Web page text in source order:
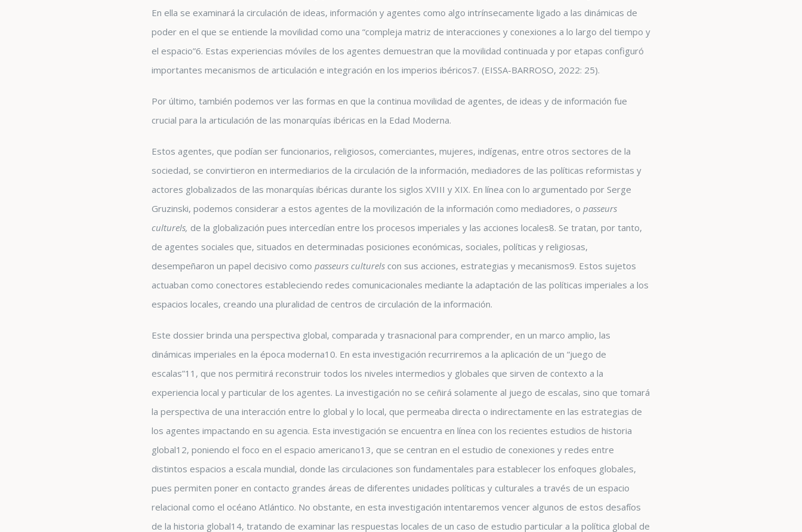
En ella se examinará la circulación de ideas, información y agentes como algo intrínsecamente ligado a las dinámicas de
poder en el que se entiende la movilidad como una “compleja matriz de interacciones y conexiones a lo largo del tiempo y
el espacio”6. Estas experiencias móviles de los agentes demuestran que la movilidad continuada y por etapas configuró
importantes mecanismos de articulación e integración en los imperios ibéricos7. (EISSA-BARROSO, 2022: 25).
Por último, también podemos ver las formas en que la continua movilidad de agentes, de ideas y de información fue
crucial para la articulación de las monarquías ibéricas en la Edad Moderna.
Estos agentes, que podían ser funcionarios, religiosos, comerciantes, mujeres, indígenas, entre otros sectores de la
sociedad, se convirtieron en intermediarios de la circulación de la información, mediadores de las políticas reformistas y
actores globalizados de las monarquías ibéricas durante los siglos XVIII y XIX. En línea con lo argumentado por Serge
Gruzinski, podemos considerar a estos agentes de la movilización de la información como mediadores, o passeurs
culturels, de la globalización pues intercedían entre los procesos imperiales y las acciones locales8. Se tratan, por tanto,
de agentes sociales que, situados en determinadas posiciones económicas, sociales, políticas y religiosas,
desempeñaron un papel decisivo como passeurs culturels con sus acciones, estrategias y mecanismos9. Estos sujetos
actuaban como conectores estableciendo redes comunicacionales mediante la adaptación de las políticas imperiales a los
espacios locales, creando una pluralidad de centros de circulación de la información.
Este dossier brinda una perspectiva global, comparada y trasnacional para comprender, en un marco amplio, las
dinámicas imperiales en la época moderna10. En esta investigación recurriremos a la aplicación de un “juego de
escalas”11 , que nos permitirá reconstruir todos los niveles intermedios y globales que sirven de contexto a la
experiencia local y particular de los agentes. La investigación no se ceñirá solamente al juego de escalas, sino que tomará
la perspectiva de una interacción entre lo global y lo local, que permeaba directa o indirectamente en las estrategias de
los agentes impactando en su agencia. Esta investigación se encuentra en línea con los recientes estudios de historia
global12, poniendo el foco en el espacio americano13, que se centran en el estudio de conexiones y redes entre
distintos espacios a escala mundial, donde las circulaciones son fundamentales para establecer los enfoques globales,
pues permiten poner en contacto grandes áreas de diferentes unidades políticas y culturales a través de un espacio
relacional como el océano Atlántico. No obstante, en esta investigación intentaremos vencer algunos de estos desafíos
de la historia global14, tratando de examinar las respuestas locales de un caso de estudio particular a la política global de